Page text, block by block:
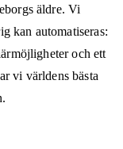
äldre. Vi
kan automatiseras:
och ett
vi världens bästa